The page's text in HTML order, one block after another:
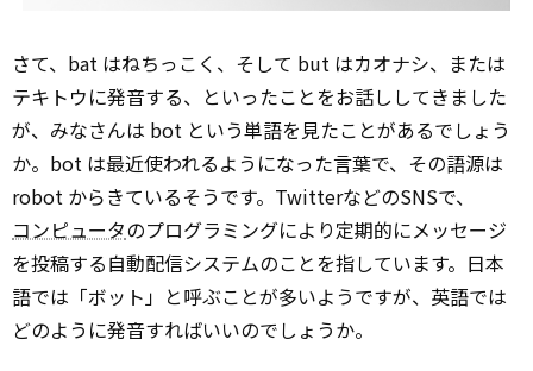
さて、bat はねちっこく、そして but はカオナシ、または
テキトウに発音する、といったことをお話ししてきました
が、みなさんは bot という単語を見たことがあるでしょう
か。bot は最近使われるようになった言葉で、その語源は
robot からきているそうです。TwitterなどのSNSで、
コンピュータのプログラミングにより定期的にメッセージ
を投稿する自動配信システムのことを指しています。日本
語では「ボット」と呼ぶことが多いようですが、英語では
どのように発音すればいいのでしょうか。